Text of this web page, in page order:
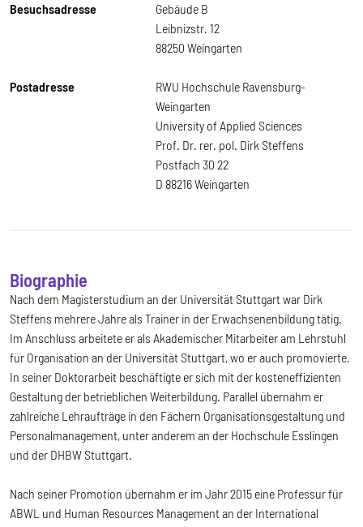
Besuchsadresse
Gebäude B
Leibnizstr. 12
88250 Weingarten
Postadresse
RWU Hochschule Ravensburg-
Weingarten
University of Applied Sciences
Prof. Dr. rer. pol. Dirk Steffens
Postfach 30 22
D 88216 Weingarten
Biographie
Nach dem Magisterstudium an der Universität Stuttgart war Dirk
Steffens mehrere Jahre als Trainer in der Erwachsenenbildung tätig.
Im Anschluss arbeitete er als Akademischer Mitarbeiter am Lehrstuhl
für Organisation an der Universität Stuttgart, wo er auch promovierte.
In seiner Doktorarbeit beschäftigte er sich mit der kosteneffizienten
Gestaltung der betrieblichen Weiterbildung. Parallel übernahm er
zahlreiche Lehraufträge in den Fächern Organisationsgestaltung und
Personalmanagement, unter anderem an der Hochschule Esslingen
und der DHBW Stuttgart.
Nach seiner Promotion übernahm er im Jahr 2015 eine Professur für
ABWL und Human Resources Management an der International